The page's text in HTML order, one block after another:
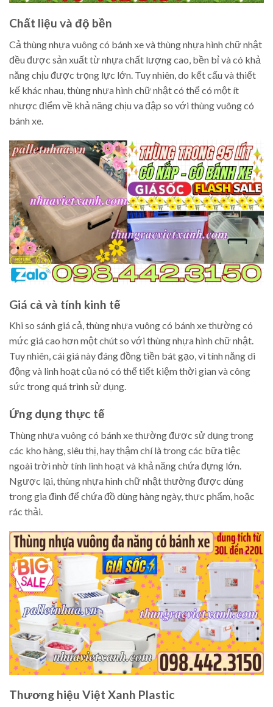
Chất liệu và độ bền
Cả thùng nhựa vuông có bánh xe và thùng nhựa hình chữ nhật
đều được sản xuất từ nhựa chất lượng cao, bền bỉ và có khả
năng chịu được trọng lực lớn. Tuy nhiên, do kết cấu và thiết
kế khác nhau, thùng nhựa hình chữ nhật có thể có một ít
nhược điểm về khả năng chịu va đập so với thùng vuông có
bánh xe.
Giá cả và tính kinh tế
Khi so sánh giá cả, thùng nhựa vuông có bánh xe thường có
mức giá cao hơn một chút so với thùng nhựa hình chữ nhật.
Tuy nhiên, cái giá này đáng đồng tiền bát gạo, vì tính năng di
động và linh hoạt của nó có thể tiết kiệm thời gian và công
sức trong quá trình sử dụng.
Ứng dụng thực tế
Thùng nhựa vuông có bánh xe thường được sử dụng trong
các kho hàng, siêu thị, hay thậm chí là trong các bữa tiệc
ngoài trời nhờ tính linh hoạt và khả năng chứa đựng lớn.
Ngược lại, thùng nhựa hình chữ nhật thường được dùng
trong gia đình để chứa đồ dùng hàng ngày, thực phẩm, hoặc
rác thải.
Thương hiệu Việt Xanh Plastic